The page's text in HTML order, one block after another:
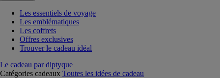
Les essentiels de voyage
Les emblématiques
Les coffrets
Offres exclusives
Trouver le cadeau idéal
Le cadeau par diptyque
Catégories cadeaux Toutes les idées de cadeau